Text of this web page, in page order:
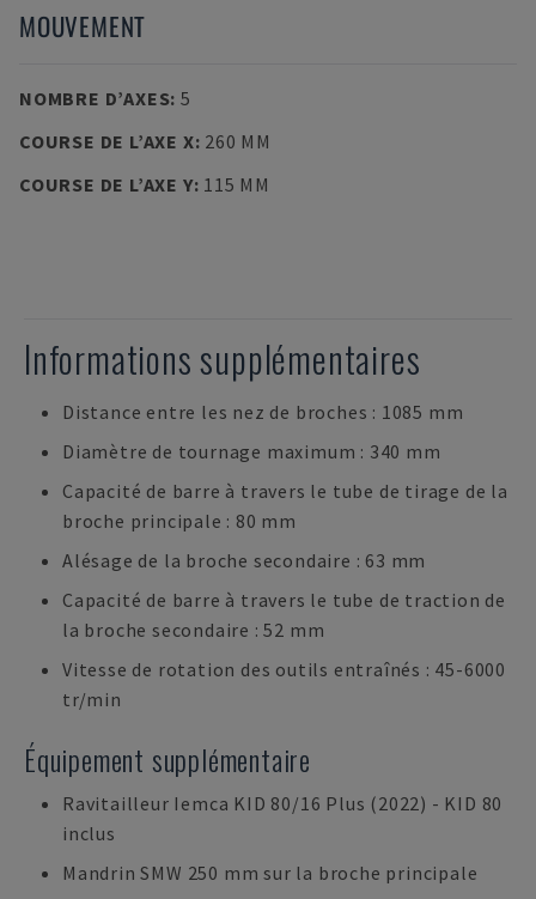
MOUVEMENT
NOMBRE D’AXES: 5
COURSE DE L’AXE X: 260 MM
COURSE DE L’AXE Y: 115 MM
Informations supplémentaires
Distance entre les nez de broches : 1085 mm
Diamètre de tournage maximum : 340 mm
Capacité de barre à travers le tube de tirage de la
broche principale : 80 mm
Alésage de la broche secondaire : 63 mm
Capacité de barre à travers le tube de traction de
la broche secondaire : 52 mm
Vitesse de rotation des outils entraînés : 45-6000
tr/min
Équipement supplémentaire
Ravitailleur Iemca KID 80/16 Plus (2022) - KID 80
inclus
Mandrin SMW 250 mm sur la broche principale